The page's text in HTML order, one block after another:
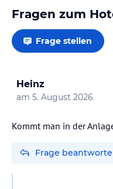
Fragen zum
Frage stellen
Heinz
am 5. August 2026
Kommt man in der
Frage